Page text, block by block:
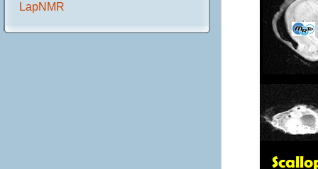
LapNMR